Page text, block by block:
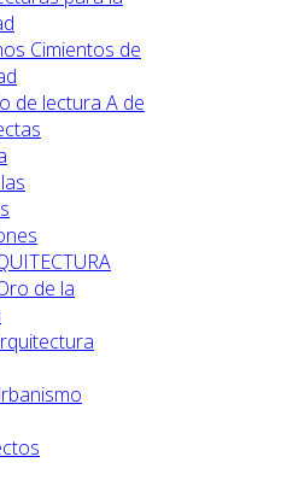
Cimientos de
de lectura A de
de la